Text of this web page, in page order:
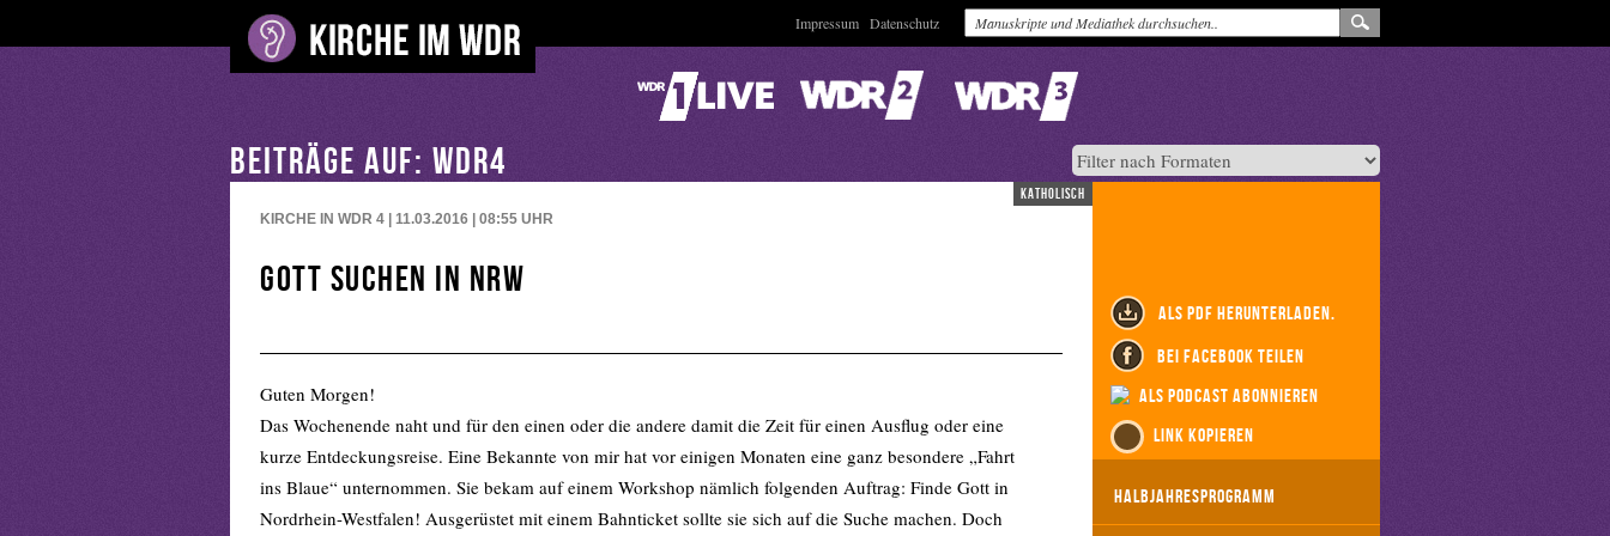
Impressum Datenschutz
BEITRÄGE AUF: WDR4
katholisch
KIRCHE IN WDR 4 | 11.03.2016 | 08:55 UHR
Gott suchen in NRW
Guten Morgen!
Das Wochenende naht und für den einen oder die andere damit die Zeit für einen Ausflug oder eine
kurze Entdeckungsreise. Eine Bekannte von mir hat vor einigen Monaten eine ganz besondere „Fahrt
ins Blaue“ unternommen. Sie bekam auf einem Workshop nämlich folgenden Auftrag: Finde Gott in
Nordrhein-Westfalen! Ausgerüstet mit einem Bahnticket sollte sie sich auf die Suche machen. Doch
als PDF herunterladen.
bei Facebook teilen
als Podcast abonnieren
Link kopieren
Halbjahresprogramm